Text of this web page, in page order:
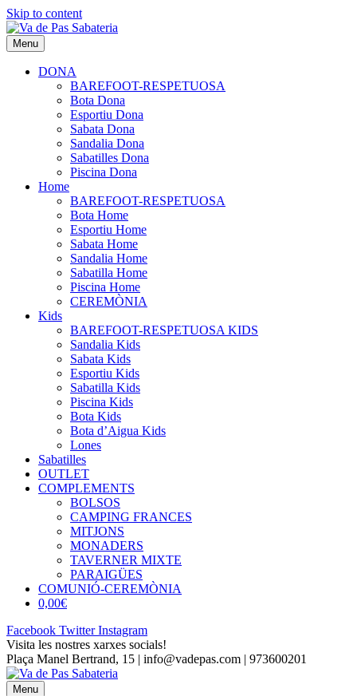
Skip to content
Menu
DONA
BAREFOOT-RESPETUOSA
Bota Dona
Esportiu Dona
Sabata Dona
Sandalia Dona
Sabatilles Dona
Piscina Dona
Home
BAREFOOT-RESPETUOSA
Bota Home
Esportiu Home
Sabata Home
Sandalia Home
Sabatilla Home
Piscina Home
CEREMÒNIA
Kids
BAREFOOT-RESPETUOSA KIDS
Sandalia Kids
Sabata Kids
Esportiu Kids
Sabatilla Kids
Piscina Kids
Bota Kids
Bota d’Aigua Kids
Lones
Sabatilles
OUTLET
COMPLEMENTS
BOLSOS
CAMPING FRANCES
MITJONS
MONADERS
TAVERNER MIXTE
PARAIGÜES
COMUNIÓ-CEREMÒNIA
0,00€
Facebook Twitter Instagram
Visita les nostres xarxes socials!
Plaça Manel Bertrand, 15 | info@vadepas.com | 973600201
Menu